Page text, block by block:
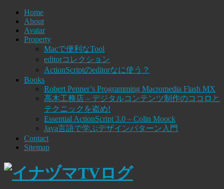
Home
About
Avatar
Property
Macで便利なTool
editorコレクション
ActionScriptのeditorなに使う？
Books
Robert Penner’s Programming Macromedia Flash MX
高木工務店 – デジタルコンテンツ制作のココロと
テクニックを盗め!
Essential ActionScript 3.0 – Colin Moock
Java言語で学ぶデザインパターン入門
Contact
Sitemap